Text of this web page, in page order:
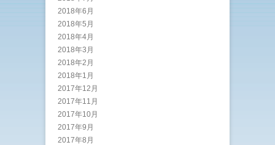
2018年6月
2018年5月
2018年4月
2018年3月
2018年2月
2018年1月
2017年12月
2017年11月
2017年10月
2017年9月
2017年8月